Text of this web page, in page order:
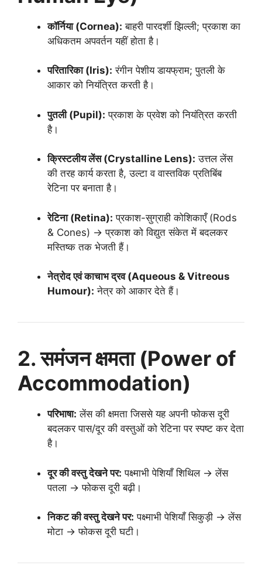
कॉर्निया (Cornea): बाहरी पारदर्शी झिल्ली; प्रकाश का
अधिकतम अपवर्तन यहीं होता है।
परितारिका (Iris): रंगीन पेशीय डायफ्राम; पुतली के
आकार को नियंत्रित करती है।
पुतली (Pupil): प्रकाश के प्रवेश को नियंत्रित करती
है।
क्रिस्टलीय लेंस (Crystalline Lens): उत्तल लेंस
की तरह कार्य करता है, उल्टा व वास्तविक प्रतिबिंब
रेटिना पर बनाता है।
रेटिना (Retina): प्रकाश-सुग्राही कोशिकाएँ (Rods
& Cones) → प्रकाश को विद्युत संकेत में बदलकर
मस्तिष्क तक भेजती हैं।
नेत्रोद एवं काचाभ द्रव (Aqueous & Vitreous
Humour): नेत्र को आकार देते हैं।
2. समंजन क्षमता (Power of
Accommodation)
परिभाषा: लेंस की क्षमता जिससे यह अपनी फोकस दूरी
बदलकर पास/दूर की वस्तुओं को रेटिना पर स्पष्ट कर देता
है।
दूर की वस्तु देखने पर: पक्ष्माभी पेशियाँ शिथिल → लेंस
पतला → फोकस दूरी बढ़ी।
निकट की वस्तु देखने पर: पक्ष्माभी पेशियाँ सिकुड़ी → लेंस
मोटा → फोकस दूरी घटी।